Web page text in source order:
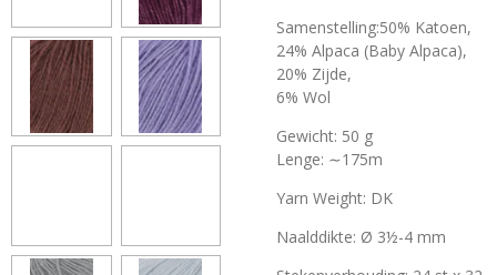
Samenstelling:50% Katoen,
24% Alpaca (Baby Alpaca),
20% Zijde,
6% Wol
Gewicht: 50 g
Lenge: ∼175m
Yarn Weight: DK
Naalddikte: Ø 3½-4 mm